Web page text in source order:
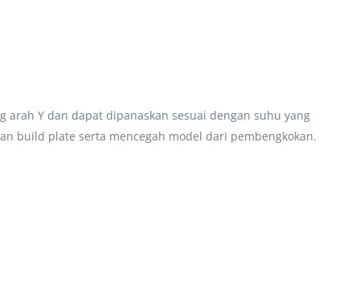
Y dan dapat dipanaskan sesuai dengan suhu yang
build plate serta mencegah model dari pembengkokan.